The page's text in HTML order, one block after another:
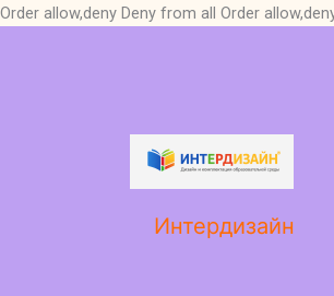
Order allow,deny Deny from all Order
Интердизайн
LinkedIn
Instagram
Facebook